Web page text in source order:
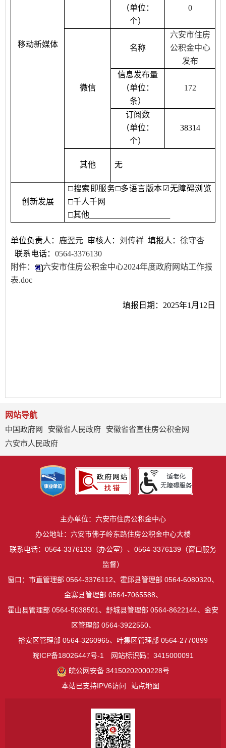
移动新媒体
（单位：
个）
0
微信
名称
六安市住房
公积金中心
发布
信息发布量
（单位：
条）
172
订阅数
（单位：
个）
38314
其他 无
创新发展
□搜索即服务□多语言版本☑无障碍浏览
□千人千网
□其他
单位负责人： 鹿翌元 审核人 ： 刘传祥 填报人 ： 徐守杏
联系电话： 0564-3376130
附件：
六安市住房公积金中心2024年度政府网站工作报
表.doc
填报日期： 2025年1 月 12日
网站导航
中国政府网
安徽省人民政府
安徽省省直住房公积金网
六安市人民政府
主办单位：六安市住房公积金中心
办公地址：六安市佛子岭东路住房公积金中心大楼
联系电话：0564-3376133（办公室）、0564-3376139（窗口服务
监督）
窗口：市直管理部 0564-3376112、霍邱县管理部 0564-6080320、
金寨县管理部 0564-7065588、
霍山县管理部 0564-5038501、舒城县管理部 0564-8622144、金安
区管理部 0564-3922550、
裕安区管理部 0564-3260965、叶集区管理部 0564-2770899
皖ICP备18026447号-1
网站标识码：3415000091
皖公网安备 34150202000228号
本站已支持IPV6访问
站点地图